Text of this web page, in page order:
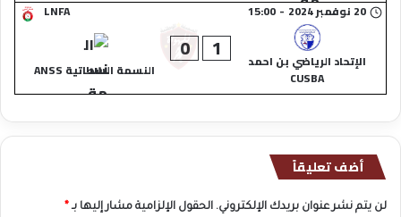
LNFA
20 نوفمبر 2024 -
15:00
الإتحاد الرياضي بن احمد
CUSBA
1
0
النسمة السطاتية ANSS
أضف تعليقاً
لن يتم نشر عنوان بريدك الإلكتروني. الحقول الإلزامية مشار إليها بـ *